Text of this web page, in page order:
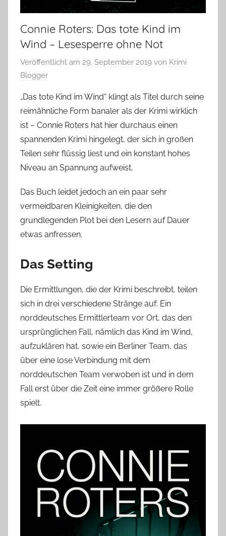
Connie Roters: Das tote Kind im
Wind – Lesesperre ohne Not
Veröffentlicht am 29. September 2019 von Krimi
Blogger
„Das tote Kind im Wind“ klingt als Titel durch seine
reimähnliche Form banaler als der Krimi wirklich
ist – Connie Roters hat hier durchaus einen
spannenden Krimi hingelegt, der sich in großen
Teilen sehr flüssig liest und ein konstant hohes
Niveau an Spannung aufweist.
Das Buch leidet jedoch an ein paar sehr
vermeidbaren Kleinigkeiten, die den
grundlegenden Plot bei den Lesern auf Dauer
etwas anfressen.
Das Setting
Die Ermittlungen, die der Krimi beschreibt, teilen
sich in drei verschiedene Stränge auf: Ein
norddeutsches Ermittlerteam vor Ort, das den
ursprünglichen Fall, nämlich das Kind im Wind,
aufzuklären hat, sowie ein Berliner Team, das
über eine lose Verbindung mit dem
norddeutschen Team verwoben ist und in dem
Fall erst über die Zeit eine immer größere Rolle
spielt.